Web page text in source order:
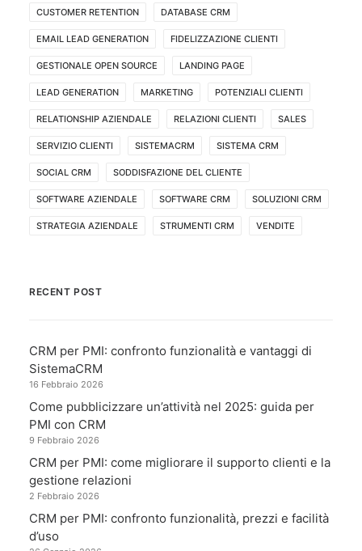
CUSTOMER RETENTION DATABASE CRM
EMAIL LEAD GENERATION FIDELIZZAZIONE CLIENTI
GESTIONALE OPEN SOURCE LANDING PAGE
LEAD GENERATION MARKETING POTENZIALI CLIENTI
RELATIONSHIP AZIENDALE RELAZIONI CLIENTI SALES
SERVIZIO CLIENTI SISTEMACRM SISTEMA CRM
SOCIAL CRM SODDISFAZIONE DEL CLIENTE
SOFTWARE AZIENDALE SOFTWARE CRM SOLUZIONI CRM
STRATEGIA AZIENDALE STRUMENTI CRM VENDITE
RECENT POST
CRM per PMI: confronto funzionalità e vantaggi di
SistemaCRM
16 Febbraio 2026
Come pubblicizzare un’attività nel 2025: guida per
PMI con CRM
9 Febbraio 2026
CRM per PMI: come migliorare il supporto clienti e la
gestione relazioni
2 Febbraio 2026
CRM per PMI: confronto funzionalità, prezzi e facilità
d’uso